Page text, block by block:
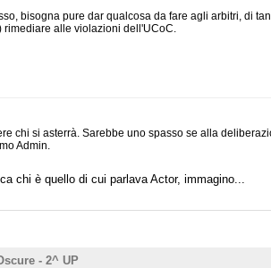
bisogna pure dar qualcosa da fare agli arbitri, di
alle violazioni dell'UCoC.
chi si asterrà. Sarebbe uno spasso se alla
Admin.
chi è quello di cui parlava Actor, immagino...
- 2^ UP